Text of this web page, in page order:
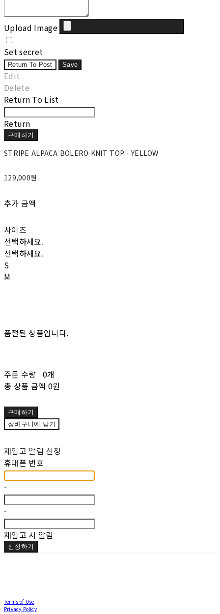
Upload Image
Set secret
Return To Post Save
Edit
Delete
Return To List
Return
구매하기
STRIPE ALPACA BOLERO KNIT TOP - YELLOW
129,000원
추가 금액
사이즈
선택하세요.
선택하세요.
S
M
품절된 상품입니다.
주문 수량 0개
총 상품 금액 0원
구매하기
장바구니에 담기
재입고 알림 신청
휴대폰 번호
-
-
재입고 시 알림
신청하기
Terms of Use
Privacy Policy